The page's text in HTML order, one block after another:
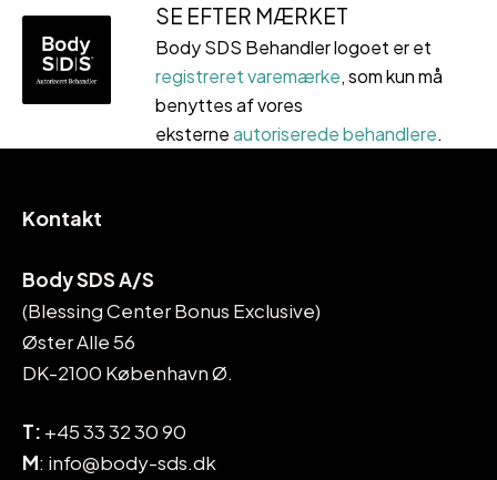
SE EFTER MÆRKET
Body SDS Behandler logoet er et
registreret varemærke, som kun må
benyttes af vores
eksterneautoriserede behandlere.
Kontakt
Body SDS A/S
(Blessing Center Bonus Exclusive)
Øster Alle 56
DK-2100 København Ø.
T: +45 33 32 30 90
M: info@body-sds.dk